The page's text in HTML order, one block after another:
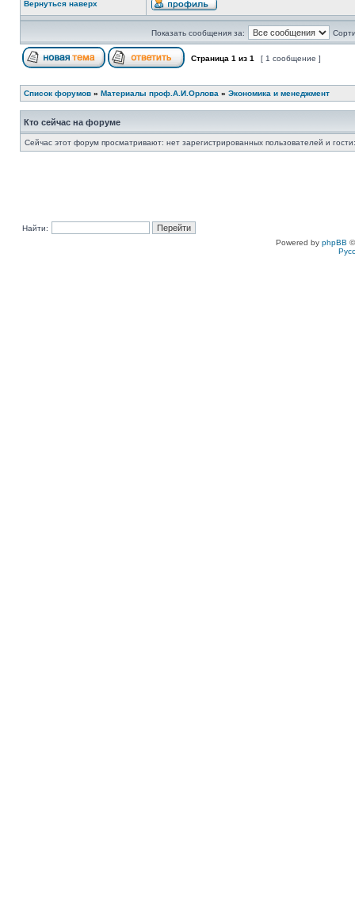
Вернуться наверх
Показать сообщения за:
Страница 1 из 1 [ 1 сообщение ]
Список форумов » Материалы проф.А.И.Орлова » Экономика и менеджмент
Кто сейчас на форуме
Сейчас этот форум просматривают: нет зарегистрированных пользователей и
Найти:
Powered by phpBB